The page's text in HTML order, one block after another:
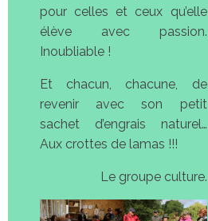
pour celles et ceux qu’elle
élève avec passion.
Inoubliable !
Et chacun, chacune, de
revenir avec son petit
sachet d’engrais naturel…
Aux crottes de lamas !!!
Le groupe culture.